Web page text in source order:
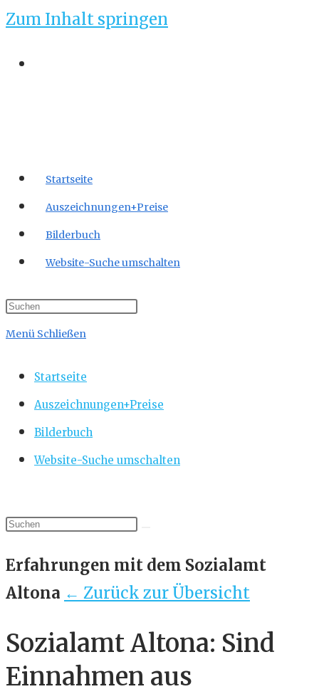
Zum Inhalt springen
Startseite
Auszeichnungen+Preise
Bilderbuch
Website-Suche umschalten
Menü Schließen
Startseite
Auszeichnungen+Preise
Bilderbuch
Website-Suche umschalten
Erfahrungen mit dem Sozialamt
Altona ← Zurück zur Übersicht
Sozialamt Altona: Sind
Einnahmen aus